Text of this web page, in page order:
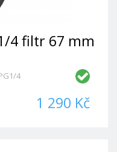
4 filtr 67 mm
4
1 290 Kč